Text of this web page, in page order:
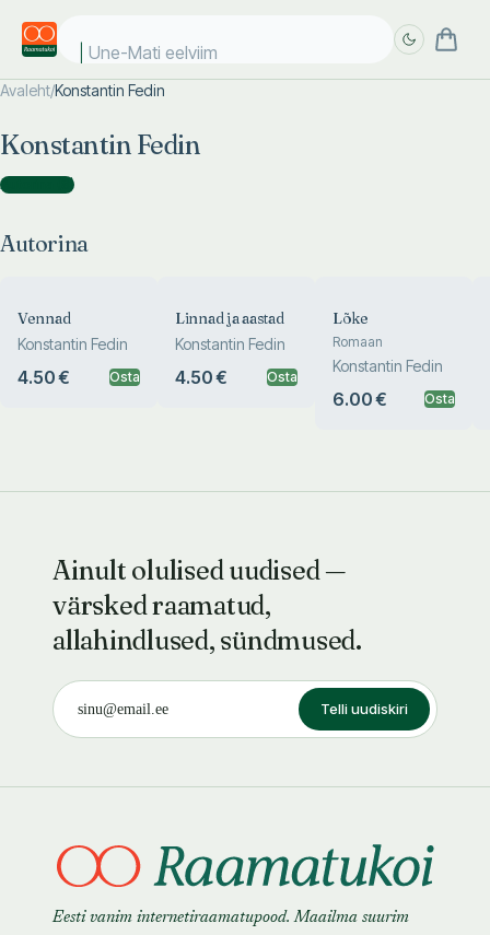
Une-Mati eelviima
Avaleht/Konstantin Fedin
Konstantin Fedin
Autorina )
Autorina
Vennad
Konstantin Fedin
4.50 € Osta
Linnad ja aastad
Konstantin Fedin
4.50 € Osta
Lõke
Romaan
Konstantin Fedin
6.00 € Osta
Ainult olulised uudised —
värsked raamatud,
allahindlused, sündmused.
Telli uudiskiri
Eesti vanim internetiraamatupood. Maailma suurim